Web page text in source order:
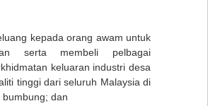
kepada orang awam untuk
serta membeli pelbagai
keluaran industri desa
tinggi dari seluruh Malaysia di
bumbung; dan